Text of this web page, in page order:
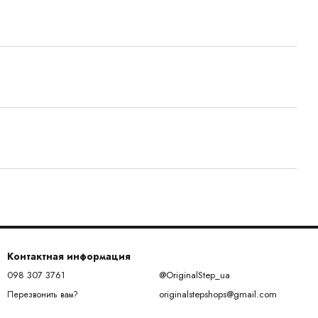
Контактная информация
098 307 3761
Перезвонить вам?
@OriginalStep_ua
originalstepshops@gmail.com